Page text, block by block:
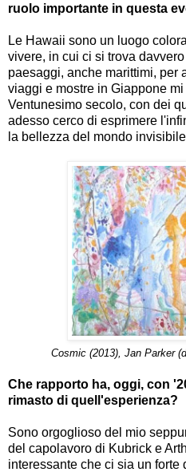
ruolo importante in questa
Le Hawaii sono un luogo
vivere, in cui ci si trova
paesaggi, anche marittimi, per
viaggi e mostre in Giappone mi
Ventunesimo secolo, con dei
adesso cerco di esprimere
la bellezza del mondo
Cosmic (2013), Jan Parker
Che rapporto ha, oggi, con
rimasto di quell'esperienza?
Sono orgoglioso del mio
del capolavoro di Kubrick e
interessante che ci sia un forte